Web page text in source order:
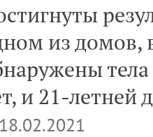
из домов,
тела
и 21-летней
18.02.2021